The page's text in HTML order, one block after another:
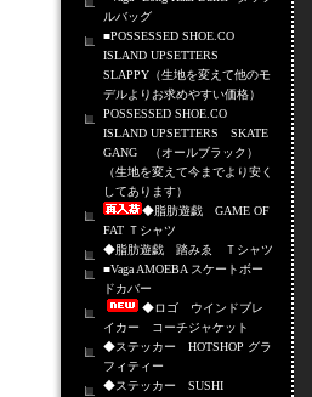
ルバッグ
■POSSESSED SHOE.CO
ISLAND UPSETTERS
SLAPPY（生地を変えて他のモ
デルよりお求めやすい価格）
POSSESSED SHOE.CO
ISLAND UPSETTERS SKATE
GANG （オールブラック）
（生地を変えて今までより安く
してあります）
◆脂肪遊戯 GAME OF
FAT Ｔシャツ
◆脂肪遊戯 踏みゑ Ｔシャツ
■Vaga AMOEBA スケートボー
ドカバー
◆ロゴ ウインドブレ
イカー コーチジャケット
◆ステッカー HOTSHOP グラ
フィティー
◆ステッカー SUSHI